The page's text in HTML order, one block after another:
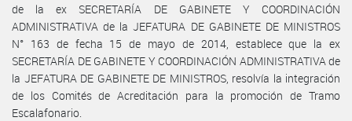
de la ex SECRETARÍA DE GABINETE Y COORDINACIÓN
ADMINISTRATIVA de la JEFATURA DE GABINETE DE MINISTROS
N° 163 de fecha 15 de mayo de 2014, establece que la ex
SECRETARÍA DE GABINETE Y COORDINACIÓN ADMINISTRATIVA de
la JEFATURA DE GABINETE DE MINISTROS, resolvía la integración
de los Comités de Acreditación para la promoción de Tramo
Escalafonario.